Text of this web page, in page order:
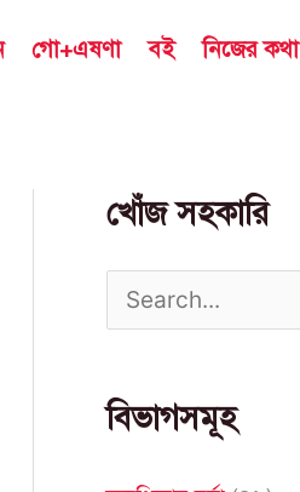
গো+এষণা বই নিজের কথা
খোঁজ সহকারি
a
বিভাগসমূহ